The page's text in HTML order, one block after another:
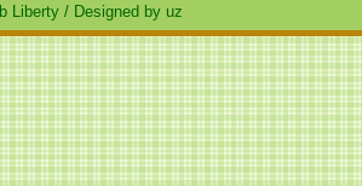
Liberty / Designed by uz